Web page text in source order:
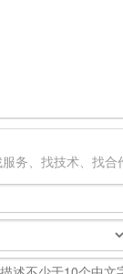
务、找技术、找合